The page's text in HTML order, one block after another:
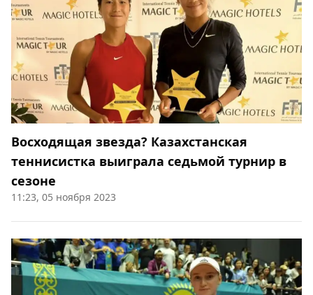
Восходящая звезда? Казахстанская
теннисистка выиграла седьмой турнир в
сезоне
11:23, 05 ноября 2023